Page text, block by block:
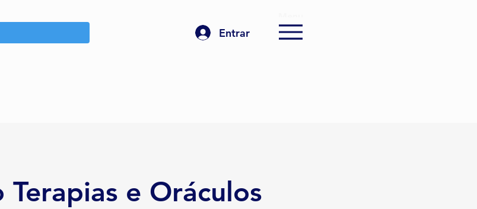
Entrar
Terapias e Oráculos